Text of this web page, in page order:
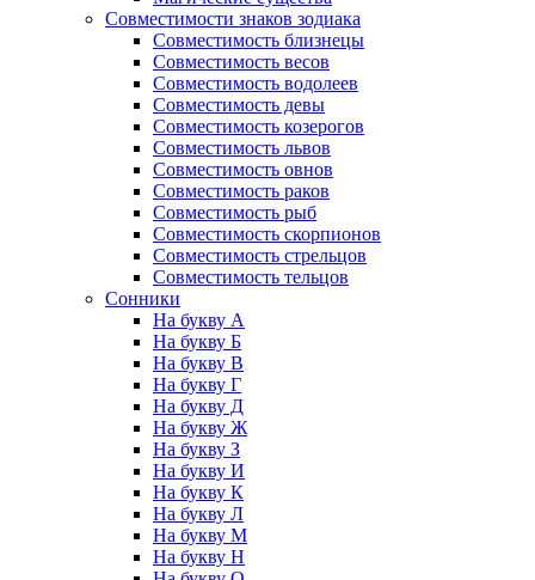
Совместимости знаков зодиака
Совместимость близнецы
Совместимость весов
Совместимость водолеев
Совместимость девы
Совместимость козерогов
Совместимость львов
Совместимость овнов
Совместимость раков
Совместимость рыб
Совместимость скорпионов
Совместимость стрельцов
Совместимость тельцов
Сонники
На букву А
На букву Б
На букву В
На букву Г
На букву Д
На букву Ж
На букву З
На букву И
На букву К
На букву Л
На букву М
На букву Н